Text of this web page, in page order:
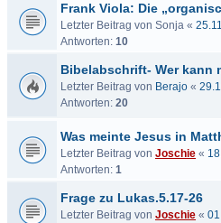
Frank Viola: Die
Letzter Beitrag von Sonja «
Antworten: 10
Bibelabschrift- Wer kann
Letzter Beitrag von Berajo «
Antworten: 20
Was meinte Jesus in
Letzter Beitrag von Joschie «
Antworten: 1
Frage zu Lukas.5.17-26
Letzter Beitrag von Joschie «